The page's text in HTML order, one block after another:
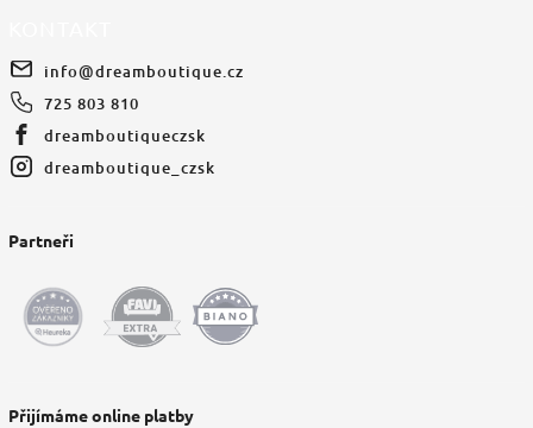
info@dreamboutique.cz
725 803 810
dreamboutiqueczsk
dreamboutique_czsk
Partneři
Přijímáme online platby